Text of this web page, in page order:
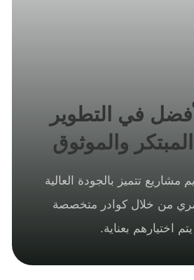
في التطوير
والموثوق
تتميز بالجودة العالية
من خلال كوادر متخصصة
اختيارهم بعناية.